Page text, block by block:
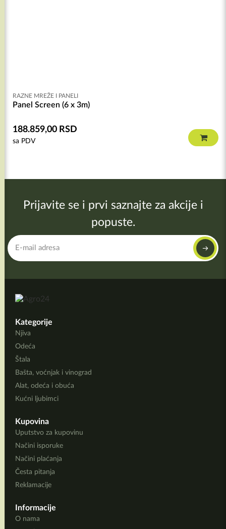
RAZNE MREŽE I PANELI
Panel Screen (6 x 3m)
188.859,00 RSD
sa PDV
Prijavite se i prvi saznajte za akcije i
popuste.
Kategorije
Njiva
Odeća
Štala
Bašta, voćnjak i vinograd
Alat, odeća i obuća
Kućni ljubimci
Kupovina
Uputstvo za kupovinu
Načini isporuke
Načini plaćanja
Česta pitanja
Reklamacije
Informacije
O nama